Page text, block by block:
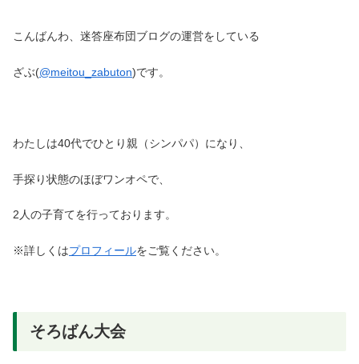
こんばんわ、迷答座布団ブログの運営をしている
ざぶ(@meitou_zabuton)です。
わたしは40代でひとり親（シンパパ）になり、
手探り状態のほぼワンオペで、
2人の子育てを行っております。
※詳しくはプロフィールをご覧ください。
そろばん大会